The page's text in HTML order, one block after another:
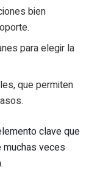
bien
para elegir la
que permiten
clave que
muchas veces